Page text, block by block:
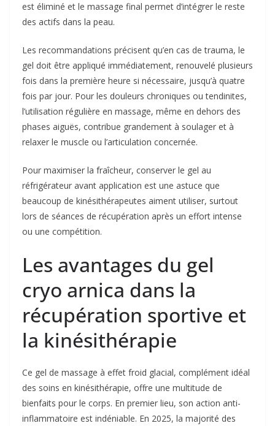
est éliminé et le massage final permet d’intégrer le reste
des actifs dans la peau.
Les recommandations précisent qu’en cas de trauma, le
gel doit être appliqué immédiatement, renouvelé plusieurs
fois dans la première heure si nécessaire, jusqu’à quatre
fois par jour. Pour les douleurs chroniques ou tendinites,
l’utilisation régulière en massage, même en dehors des
phases aiguës, contribue grandement à soulager et à
relaxer le muscle ou l’articulation concernée.
Pour maximiser la fraîcheur, conserver le gel au
réfrigérateur avant application est une astuce que
beaucoup de kinésithérapeutes aiment utiliser, surtout
lors de séances de récupération après un effort intense
ou une compétition.
Les avantages du gel
cryo arnica dans la
récupération sportive et
la kinésithérapie
Ce gel de massage à effet froid glacial, complément idéal
des soins en kinésithérapie, offre une multitude de
bienfaits pour le corps. En premier lieu, son action anti-
inflammatoire est indéniable. En 2025, la majorité des